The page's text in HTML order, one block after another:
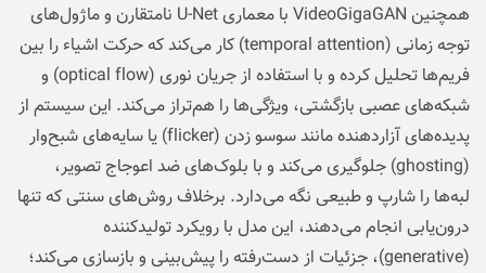
همچنین VideoGigaGAN با معماری U-Net نامتقارن و ماژول‌های
توجه زمانی (temporal attention) کار می‌کند که حرکت اشیاء را بین
فریم‌ها تحلیل کرده و با استفاده از جریان نوری (optical flow) و
شبکه‌های عصبی بازگشتی، ویژگی‌ها را هم‌تراز می‌کند. این سیستم از
پدیده‌های آزاردهنده مانند سوسو زدن (flicker) یا سایه‌های شبح‌وار
(ghosting) جلوگیری می‌کند و با بلوک‌های ضد اعوجاج تصویر،
لبه‌ها را شارپ و طبیعی نگه می‌دارد. برخلاف روش‌های سنتی که تنها
درون‌یابی انجام می‌دهند، این مدل با رویکرد تولیدکننده
(generative)، جزئیات از دست‌رفته را پیش‌بینی و بازسازی می‌کند؛